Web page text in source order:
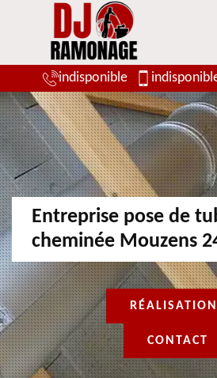
indisponible
Entreprise pose de
cheminée Mouzens
CONTACT